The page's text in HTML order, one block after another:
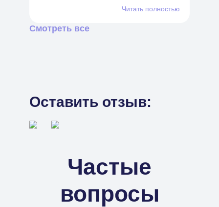
Читать полностью
Смотреть все
Оставить отзыв:
Частые
вопросы